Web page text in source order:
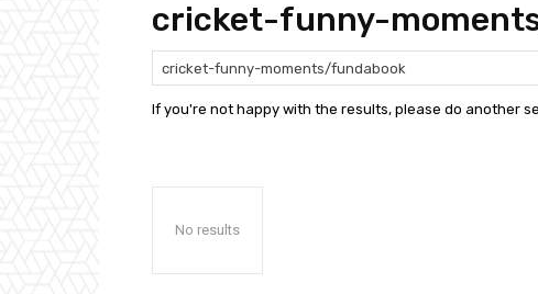
cricket-funny-
If you're not happy with the results, please do another
No results